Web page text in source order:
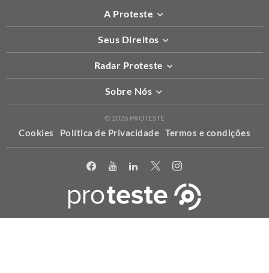
A Proteste
Seus Direitos
Radar Proteste
Sobre Nós
© 2026 PROTESTE
Cookies Política de Privacidade Termos e condições